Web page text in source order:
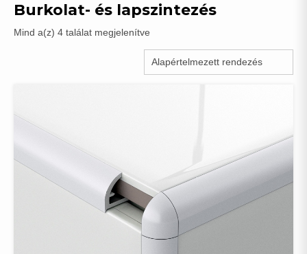
Burkolat- és lapszintezés
Mind a(z) 4 találat megjelenítve